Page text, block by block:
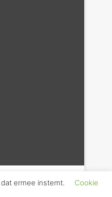
ermee instemt.
Cookie